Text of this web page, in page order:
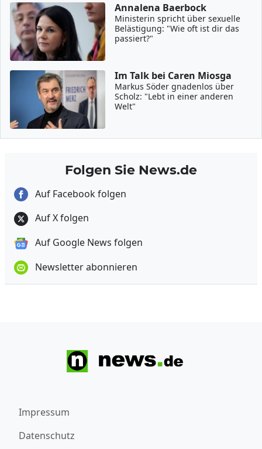
Annalena Baerbock
Ministerin spricht über sexuelle
Belästigung: "Wie oft ist dir das
passiert?"
Im Talk bei Caren Miosga
Markus Söder gnadenlos über
Scholz: "Lebt in einer anderen
Welt"
Folgen Sie News.de
Auf Facebook folgen
Auf X folgen
Auf Google News folgen
Newsletter abonnieren
Impressum
Datenschutz